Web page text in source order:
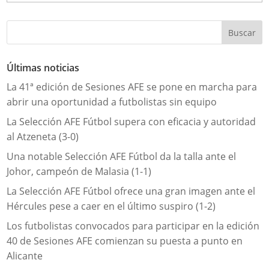
Últimas noticias
La 41ª edición de Sesiones AFE se pone en marcha para
abrir una oportunidad a futbolistas sin equipo
La Selección AFE Fútbol supera con eficacia y autoridad
al Atzeneta (3-0)
Una notable Selección AFE Fútbol da la talla ante el
Johor, campeón de Malasia (1-1)
La Selección AFE Fútbol ofrece una gran imagen ante el
Hércules pese a caer en el último suspiro (1-2)
Los futbolistas convocados para participar en la edición
40 de Sesiones AFE comienzan su puesta a punto en
Alicante